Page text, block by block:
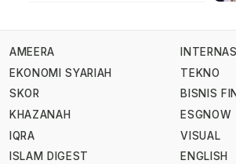
AMEERA
EKONOMI SYARIAH
SKOR
KHAZANAH
IQRA
ISLAM DIGEST
TEKNO
BISNIS
ESGNOW
VISUAL
ENGLISH